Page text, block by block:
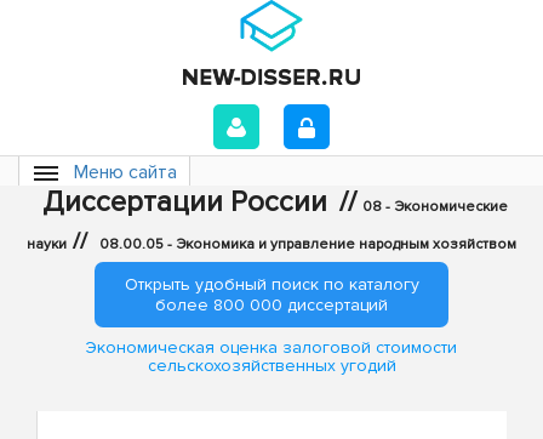
Меню сайта
Диссертации России // 08 - Экономические
науки // 08.00.05 - Экономика и управление народным хозяйством
Открыть удобный поиск по каталогу
более 800 000 диссертаций
Экономическая оценка залоговой стоимости
сельскохозяйственных угодий